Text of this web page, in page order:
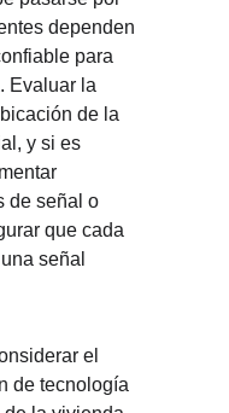
dependen
para
Evaluar la
de la
y si es
de señal o
que cada
señal
el
de tecnología